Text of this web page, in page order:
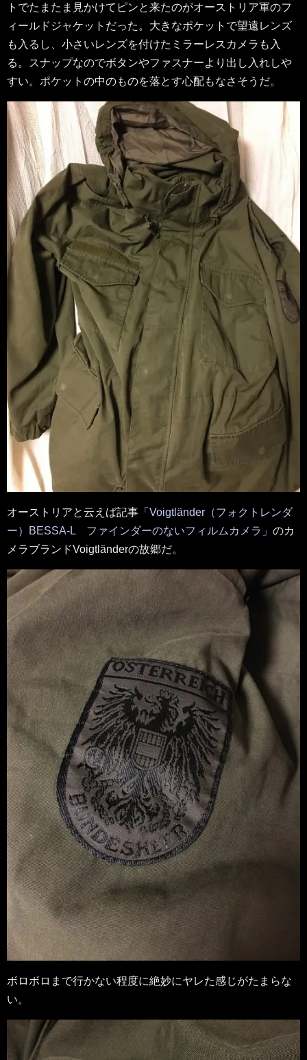
トでたまたま見かけてピンと来たのがオーストリア軍のフ
ィールドジャケットだった。大きなポケットで望遠レンズ
も入るし、小さいレンズを付けたミラーレスカメラも入
る。スナップなのでボタンやファスナーより出し入れしや
すい。ポケットの中のものを落とす心配もなさそうだ。
オーストリアと云えば記事 「Voigtländer（フォクトレンダ
ー）BESSA-L ファインダーのないフィルムカメラ」 のカ
メラブランドVoigtländerの故郷だ。
ボロボロまで行かない程度に絶妙にヤレた感じがたまらな
い。